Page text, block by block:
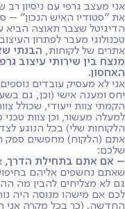
את ״סטודיו האיש הנכון״ –
הדיגיטל שצבר תאוצה הביא
טכנולוגי מעבר לפתרון
אתרים של לקוחות, הבנתי
מנצח בין שירותי עיצוב
האחסון.
אני לא מעסיק עובדים
יחס ומענה אישי (וכן, גם
הקמתי צוות ייעודי, שכולל
למעלה מעשור, וכן צוות
הלקוחות שלי) בכל הנוגע
אתם (הלקוח) מחפשים ספק
שלכם:
– אם אתם בתחילת הדרך,
שאתם נחשפים אליהם
גם לא מצליחים להבין מה
לכם אם מישהו מנוסה היה
החדשה. (כך בכל מקרה אני